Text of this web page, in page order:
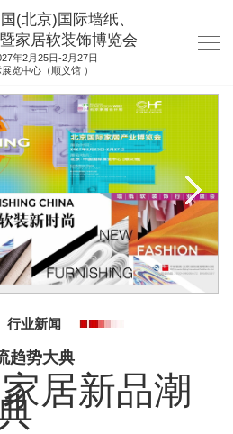
(北京)国际墙纸、
家居软装饰博览会
年2月25日-2月27日
览中心（顺义馆 ）
行业新闻
趋势大典
居新品潮